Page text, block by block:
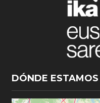
DÓNDE ESTAMOS